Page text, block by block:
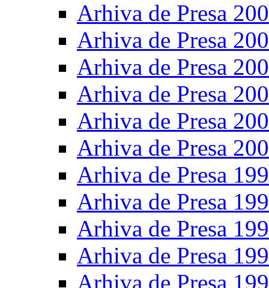
Arhiva de Presa
Arhiva de Presa
Arhiva de Presa
Arhiva de Presa
Arhiva de Presa
Arhiva de Presa
Arhiva de Presa
Arhiva de Presa
Arhiva de Presa
Arhiva de Presa
Arhiva de Presa